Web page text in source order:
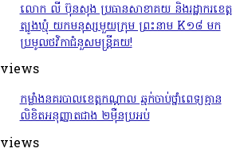
លោក លី ប៊ុនសុង ប្រធានសាខាគយ និងរដ្ឋាករខេត្ត
ត្បូងឃ្មុំ យកមនុស្សមួយក្រុម ព្រះនាម K១៨ មក
ប្រមូលថវិកាជំនួសមន្ត្រីគយ!
views
កម្លាំងនគរបាលខេត្តកណ្ដាល ឆ្មក់ចាប់ថ្នាំពេទ្យគ្មាន
លិខិតអនុញ្ញាតជាង ២ម៉ឺនប្រអប់
views